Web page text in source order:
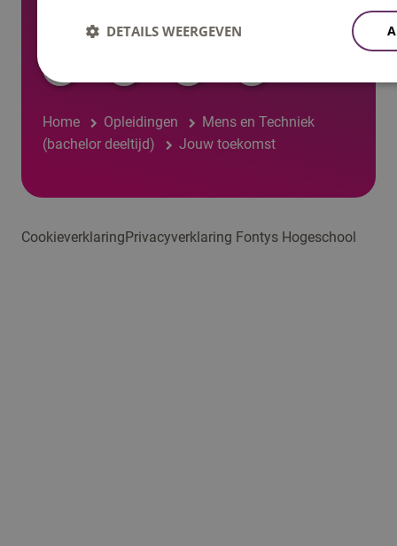
Volg ons op social media
Home Opleidingen
Mens en Techniek
(bachelor deeltijd)
Jouw toekomst
CookieverklaringPrivacyverklaring Fontys Hogeschool
DETAILS WEERGEVEN